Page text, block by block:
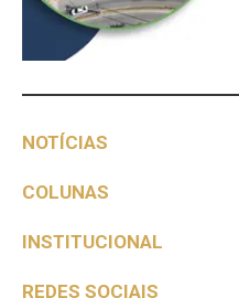
NOTÍCIAS
COLUNAS
INSTITUCIONAL
REDES SOCIAIS